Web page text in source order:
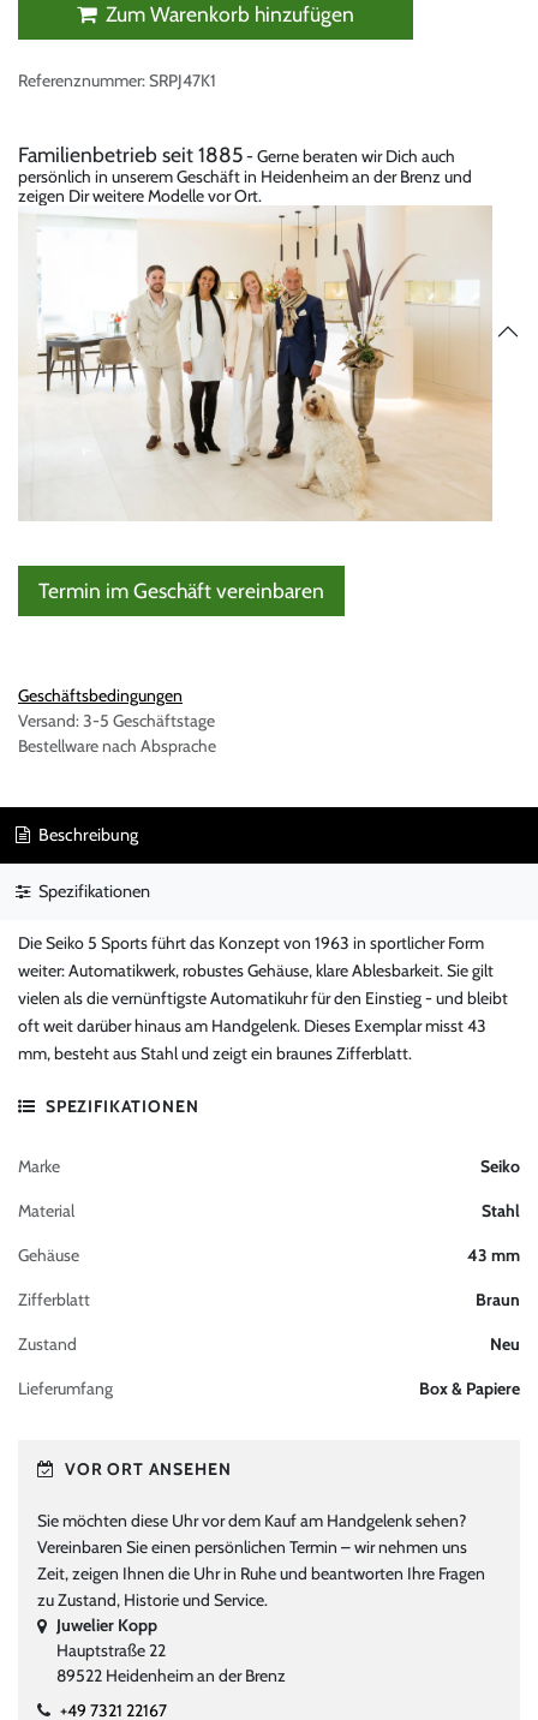
Zum Warenkorb hinzufügen
Referenznummer:SRPJ47K1
Familienbetrieb seit 1885- Gerne beraten wir Dich auch
persönlich in unserem Geschäft in Heidenheim an der Brenz und
zeigen Dir weitere Modelle vor Ort.
Termin im Geschäft vereinbaren
Geschäftsbedingungen
Versand: 3-5 Geschäftstage
Bestellware nach Absprache
Beschreibung
Spezifikationen
Die Seiko 5 Sports führt das Konzept von 1963 in sportlicher Form
weiter: Automatikwerk, robustes Gehäuse, klare Ablesbarkeit. Sie gilt
vielen als die vernünftigste Automatikuhr für den Einstieg - und bleibt
oft weit darüber hinaus am Handgelenk. Dieses Exemplar misst 43
mm, besteht aus Stahl und zeigt ein braunes Zifferblatt.
SPEZIFIKATIONEN
Marke Seiko
Material Stahl
Gehäuse 43 mm
Zifferblatt Braun
Zustand Neu
Lieferumfang Box & Papiere
VOR ORT ANSEHEN
Sie möchten diese Uhr vor dem Kauf am Handgelenk sehen?
Vereinbaren Sie einen persönlichen Termin – wir nehmen uns
Zeit, zeigen Ihnen die Uhr in Ruhe und beantworten Ihre Fragen
zu Zustand, Historie und Service.
Juwelier Kopp
Hauptstraße 22
89522 Heidenheim an der Brenz
+49 7321 22167